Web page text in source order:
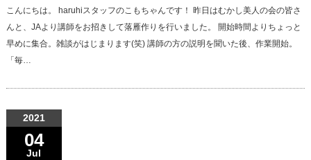
こんにちは。 haruhiスタッフのこもちゃんです！ 昨日はむかし美人の会の皆さ
んと、JAより講師をお招きして落雁作りを行いました。 開始時間よりちょっと
早めに集合。雑談がはじまります(笑) 講師の方の説明を聞いた後、作業開始。
「毎…
2021
04
Jul